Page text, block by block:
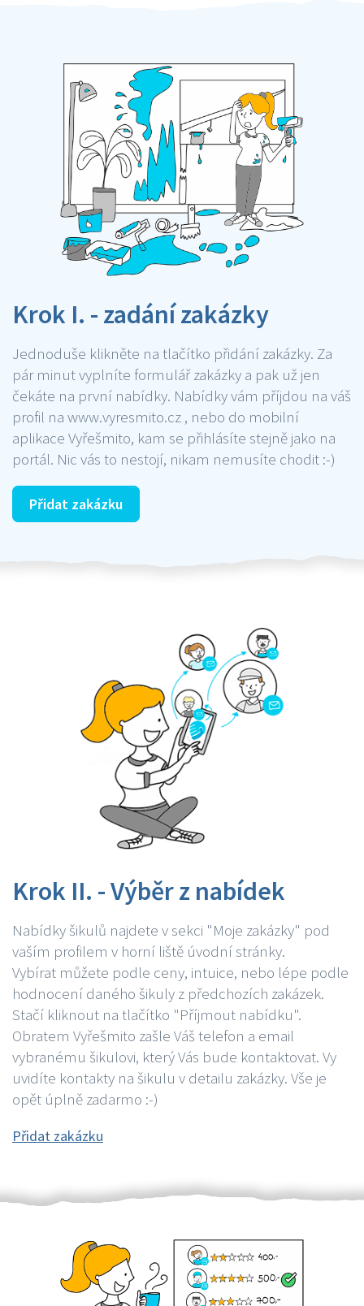
Krok I. - zadání zakázky
Jednoduše klikněte na tlačítko přidání zakázky. Za
pár minut vyplníte formulář zakázky a pak už jen
čekáte na první nabídky. Nabídky vám příjdou na váš
profil na www.vyresmito.cz , nebo do mobilní
aplikace Vyřešmito, kam se přihlásíte stejně jako na
portál. Nic vás to nestojí, nikam nemusíte chodit :-)
Přidat zakázku
Krok II. - Výběr z nabídek
Nabídky šikulů najdete v sekci "Moje zakázky" pod
vaším profilem v horní liště úvodní stránky.
Vybírat můžete podle ceny, intuice, nebo lépe podle
hodnocení daného šikuly z předchozích zakázek.
Stačí kliknout na tlačítko "Příjmout nabídku".
Obratem Vyřešmito zašle Váš telefon a email
vybranému šikulovi, který Vás bude kontaktovat. Vy
uvidíte kontakty na šikulu v detailu zakázky. Vše je
opět úplně zadarmo :-)
Přidat zakázku